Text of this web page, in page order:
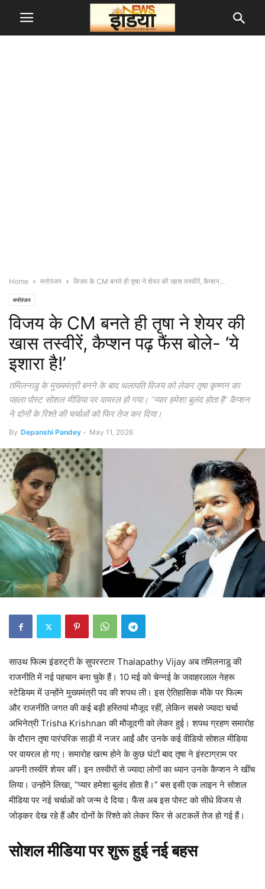
Home मनोरंजन विजय के CM बनते ही तृषा ने शेयर की खास तस्वीरें, कैप्शन...
मनोरंजन
विजय के CM बनते ही तृषा ने शेयर की
खास तस्वीरें, कैप्शन पढ़ फैंस बोले- ‘ये
इशारा है!’
तमिलनाडु के मुख्यमंत्री बनने के बाद थलापति विजय को लेकर तृषा कृष्णन का
पहला पोस्ट सोशल मीडिया पर वायरल हो गया। “प्यार हमेशा बुलंद होता है” कैप्शन
ने दोनों के रिश्ते की चर्चाओं को फिर तेज कर दिया।
By Depanshi Pandey - May 11, 2026
साउथ फिल्म इंडस्ट्री के सुपरस्टार Thalapathy Vijay अब तमिलनाडु की
राजनीति में नई पहचान बना चुके हैं। 10 मई को चेन्नई के जवाहरलाल नेहरू
स्टेडियम में उन्होंने मुख्यमंत्री पद की शपथ ली। इस ऐतिहासिक मौके पर फिल्म
और राजनीति जगत की कई बड़ी हस्तियां मौजूद रहीं, लेकिन सबसे ज्यादा चर्चा
अभिनेत्री Trisha Krishnan की मौजूदगी को लेकर हुई। शपथ ग्रहण समारोह
के दौरान तृषा पारंपरिक साड़ी में नजर आईं और उनके कई वीडियो सोशल मीडिया
पर वायरल हो गए। समारोह खत्म होने के कुछ घंटों बाद तृषा ने इंस्टाग्राम पर
अपनी तस्वीरें शेयर कीं। इन तस्वीरों से ज्यादा लोगों का ध्यान उनके कैप्शन ने खींच
लिया। उन्होंने लिखा, “प्यार हमेशा बुलंद होता है।” बस इसी एक लाइन ने सोशल
मीडिया पर नई चर्चाओं को जन्म दे दिया। फैंस अब इस पोस्ट को सीधे विजय से
जोड़कर देख रहे हैं और दोनों के रिश्ते को लेकर फिर से अटकलें तेज हो गई हैं।
सोशल मीडिया पर शुरू हुई नई बहस